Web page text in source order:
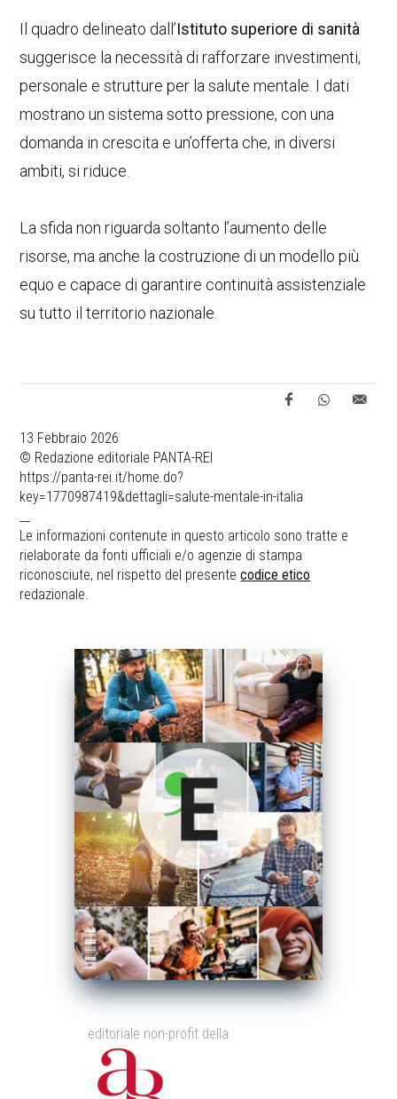
Il quadro delineato dall’Istituto superiore di sanità
suggerisce la necessità di rafforzare investimenti,
personale e strutture per la salute mentale. I dati
mostrano un sistema sotto pressione, con una
domanda in crescita e un’offerta che, in diversi
ambiti, si riduce.
La sfida non riguarda soltanto l’aumento delle
risorse, ma anche la costruzione di un modello più
equo e capace di garantire continuità assistenziale
su tutto il territorio nazionale.
13 Febbraio 2026
© Redazione editoriale PANTA-REI
https://panta-rei.it/home.do?
key=1770987419&dettagli=salute-mentale-in-italia
Le informazioni contenute in questo articolo sono tratte e
rielaborate da fonti ufficiali e/o agenzie di stampa
riconosciute, nel rispetto del presentecodice etico
redazionale.
editoriale non-profit della